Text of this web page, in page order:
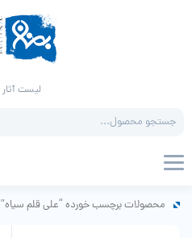
لیست آثار
search
محصولات برچسب خورده “علی قلم سیاه”